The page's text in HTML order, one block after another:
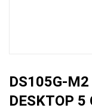
DS105G-
DESKTOP 5